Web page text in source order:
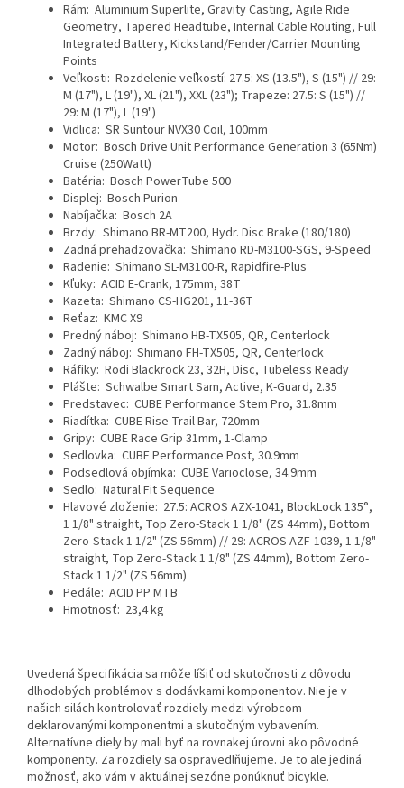
Rám: Aluminium Superlite, Gravity Casting, Agile Ride
Geometry, Tapered Headtube, Internal Cable Routing, Full
Integrated Battery, Kickstand/Fender/Carrier Mounting
Points
Veľkosti: Rozdelenie veľkostí: 27.5: XS (13.5"), S (15") // 29:
M (17"), L (19"), XL (21"), XXL (23"); Trapeze: 27.5: S (15") //
29: M (17"), L (19")
Vidlica: SR Suntour NVX30 Coil, 100mm
Motor: Bosch Drive Unit Performance Generation 3 (65Nm)
Cruise (250Watt)
Batéria: Bosch PowerTube 500
Displej: Bosch Purion
Nabíjačka: Bosch 2A
Brzdy: Shimano BR-MT200, Hydr. Disc Brake (180/180)
Zadná prehadzovačka: Shimano RD-M3100-SGS, 9-Speed
Radenie: Shimano SL-M3100-R, Rapidfire-Plus
Kľuky: ACID E-Crank, 175mm, 38T
Kazeta: Shimano CS-HG201, 11-36T
Reťaz: KMC X9
Predný náboj: Shimano HB-TX505, QR, Centerlock
Zadný náboj: Shimano FH-TX505, QR, Centerlock
Ráfiky: Rodi Blackrock 23, 32H, Disc, Tubeless Ready
Plášte: Schwalbe Smart Sam, Active, K-Guard, 2.35
Predstavec: CUBE Performance Stem Pro, 31.8mm
Riadítka: CUBE Rise Trail Bar, 720mm
Gripy: CUBE Race Grip 31mm, 1-Clamp
Sedlovka: CUBE Performance Post, 30.9mm
Podsedlová objímka: CUBE Varioclose, 34.9mm
Sedlo: Natural Fit Sequence
Hlavové zloženie: 27.5: ACROS AZX-1041, BlockLock 135°,
1 1/8" straight, Top Zero-Stack 1 1/8" (ZS 44mm), Bottom
Zero-Stack 1 1/2" (ZS 56mm) // 29: ACROS AZF-1039, 1 1/8"
straight, Top Zero-Stack 1 1/8" (ZS 44mm), Bottom Zero-
Stack 1 1/2" (ZS 56mm)
Pedále: ACID PP MTB
Hmotnosť: 23,4 kg
Uvedená špecifikácia sa môže líšiť od skutočnosti z dôvodu
dlhodobých problémov s dodávkami komponentov. Nie je v
našich silách kontrolovať rozdiely medzi výrobcom
deklarovanými komponentmi a skutočným vybavením.
Alternatívne diely by mali byť na rovnakej úrovni ako pôvodné
komponenty. Za rozdiely sa ospravedlňujeme. Je to ale jediná
možnosť, ako vám v aktuálnej sezóne ponúknuť bicykle.